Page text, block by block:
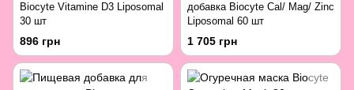
Biocyte Vitamine D3 Liposomal
30 шт
896 грн
добавка Biocyte Cal/ Mag/ Zinc
Liposomal 60 шт
1 705 грн